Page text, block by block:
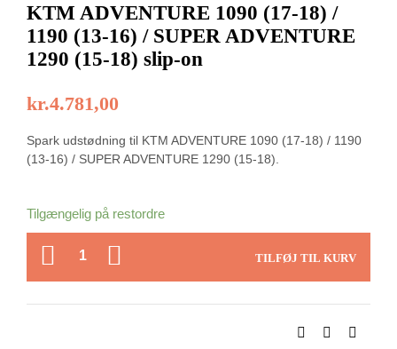
KTM ADVENTURE 1090 (17-18) /
1190 (13-16) / SUPER ADVENTURE
1290 (15-18) slip-on
kr.4.781,00
Spark udstødning til KTM ADVENTURE 1090 (17-18) / 1190
(13-16) / SUPER ADVENTURE 1290 (15-18).
Tilgængelig på restordre
ANTAL
TILFØJ TIL KURV